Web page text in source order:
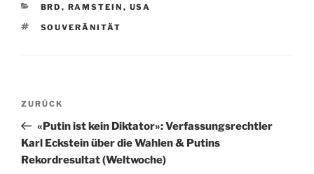
KATEGORIEN
BRD , RAMSTEIN , USA
SCHLAGWÖRTER
SOUVERÄNITÄT
Beitragsnavigation
Vorheriger
Beitrag
ZURÜCK
«Putin ist kein Diktator»: Verfassungsrechtler
Karl Eckstein über die Wahlen & Putins
Rekordresultat (Weltwoche)